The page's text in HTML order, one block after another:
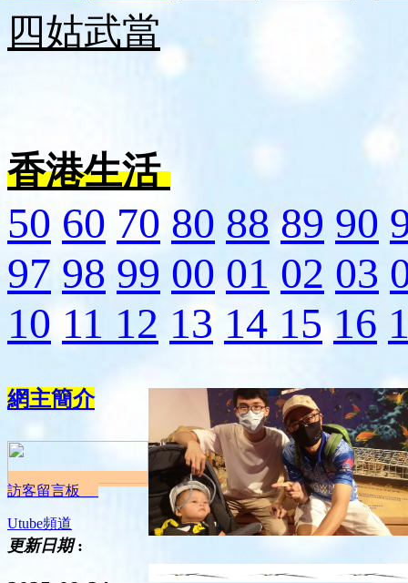
四姑武當
香港生活
50 60 70 80 88 89 90
97 98 99 00 01 02 03
10 11 12 13 14 15 16
網主簡介
訪客留言板
Utube頻道
更新日期: